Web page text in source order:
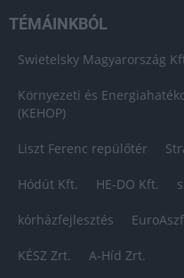
TÉMÁINKBÓL
Swietelsky Magyarország
Környezeti és
(KEHOP)
Liszt Ferenc repülőtér
Hódút Kft. HE-DO Kft.
kórházfejlesztés
KÉSZ Zrt. A-Híd Zrt.